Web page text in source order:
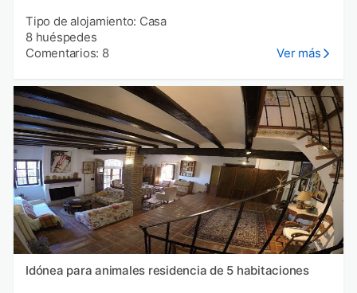
Tipo de alojamiento: Casa
8 huéspedes
Comentarios: 8
Ver más
Idónea para animales residencia de 5 habitaciones